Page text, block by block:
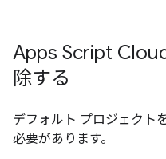
Apps Script
除する
デフォルト プロジェクト
必要があります。